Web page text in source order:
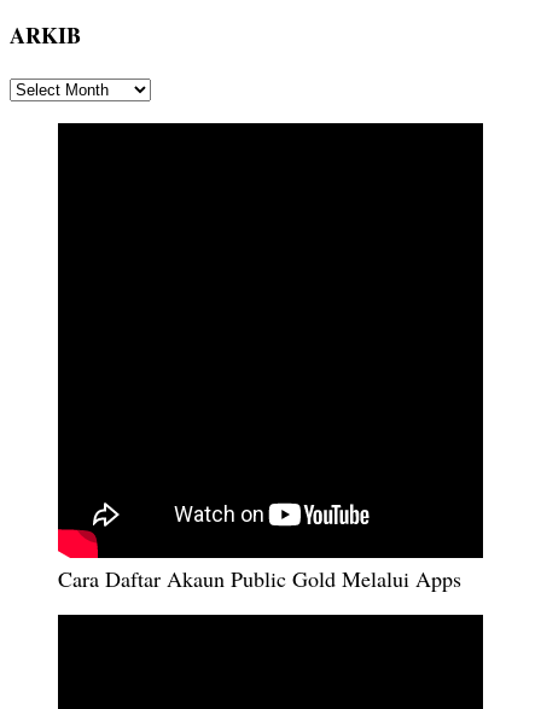
ARKIB
ARKIB
Cara Daftar Akaun Public Gold Melalui Apps